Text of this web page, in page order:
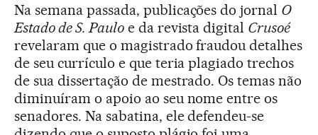
Na semana passada, publicações do jornal O
Estado de S. Pauloe da revista digital Crusoé
revelaram que o magistrado fraudou detalhes
de seu currículo e que teria plagiado trechos
de sua dissertação de mestrado. Os temas não
diminuíram o apoio ao seu nome entre os
senadores. Na sabatina, ele defendeu-se